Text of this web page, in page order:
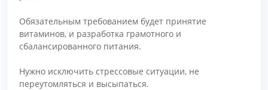
Обязательным требованием будет принятие
витаминов, и разработка грамотного и
сбалансированного питания.
Нужно исключить стрессовые ситуации, не
переутомляться и высыпаться.